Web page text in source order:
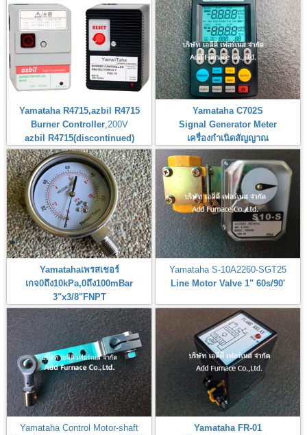
Yamataha R4715,azbil R4715
Burner Controller,200V
azbil R4715(discontinued)
Yamataha C702S
Signal Generator Meter
เครื่องกำเนิดสัญญาณ
Yamatahaเพรสเชอร์
เกจ0ถึง10kPa,0ถึง100mBar
3"x3/8"FNPT
Pressure Gauge 0-10kPa,0-
100mBar
Yamataha S-10A2260-SGT25
Line Motor Valve 1" 60s/90'
Yamataha Control Motor-shaft
Yamataha FR-01